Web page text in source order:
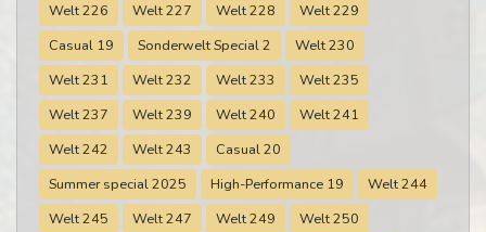
Welt 226
Welt 227 Welt 228
Welt 229
Casual 19
Sonderwelt Special 2
Welt 230
Welt 231
Welt 232 Welt 233
Welt 235
Welt 237
Welt 239 Welt 240
Welt 241
Welt 242
Welt 243
Casual 20
Summer special 2025
High-Performance 19
Welt 244
Welt 245
Welt 247 Welt 249
Welt 250